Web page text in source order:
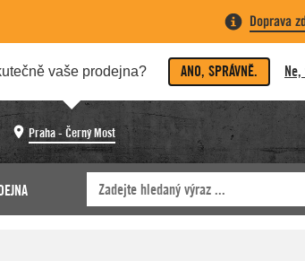
Doprava
vaše prodejna? ANO, SPRÁVNĚ.
Praha - Černý Most